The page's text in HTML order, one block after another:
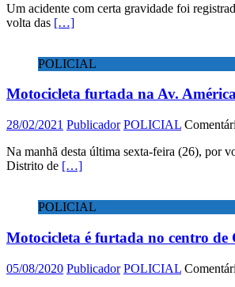
Um acidente com certa gravidade foi
volta das […]
POLICIAL
Motocicleta furtada na Av.
28/02/2021 Publicador POLICIAL
Na manhã desta última sexta-feira (26), por
Distrito de […]
POLICIAL
Motocicleta é furtada no centro de
05/08/2020 Publicador POLICIAL